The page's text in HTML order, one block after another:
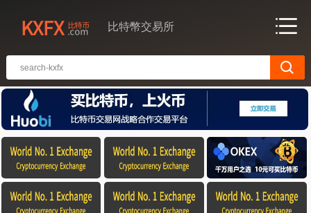
比特幣交易所